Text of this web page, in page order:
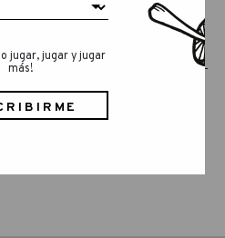
jugar, jugar y jugar
más!